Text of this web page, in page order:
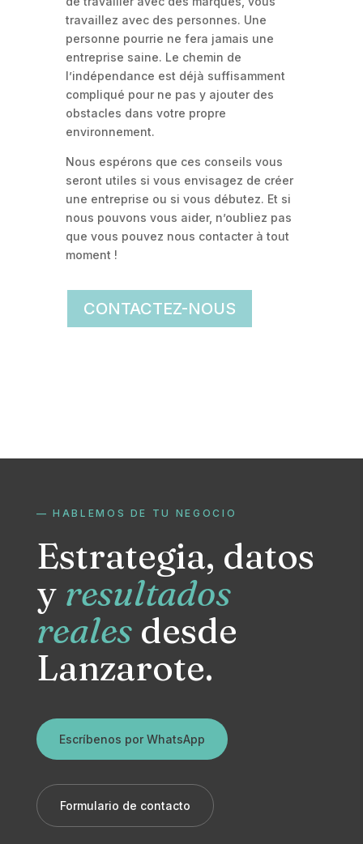
travaillez avec des personnes. Une
personne pourrie ne fera jamais une
entreprise saine. Le chemin de
l’indépendance est déjà suffisamment
compliqué pour ne pas y ajouter des
obstacles dans votre propre
environnement.
Nous espérons que ces conseils vous
seront utiles si vous envisagez de créer
une entreprise ou si vous débutez. Et si
nous pouvons vous aider, n’oubliez pas
que vous pouvez nous contacter à tout
moment !
CONTACTEZ-NOUS
— HABLEMOS DE TU NEGOCIO
Estrategia, datos
y resultados
realesdesde
Lanzarote.
Escríbenos por WhatsApp
Formulario de contacto